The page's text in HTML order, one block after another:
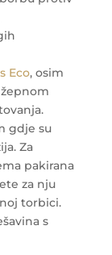
Eco, osim
gdje su
Za
pakirana
za nju
torbici.
s